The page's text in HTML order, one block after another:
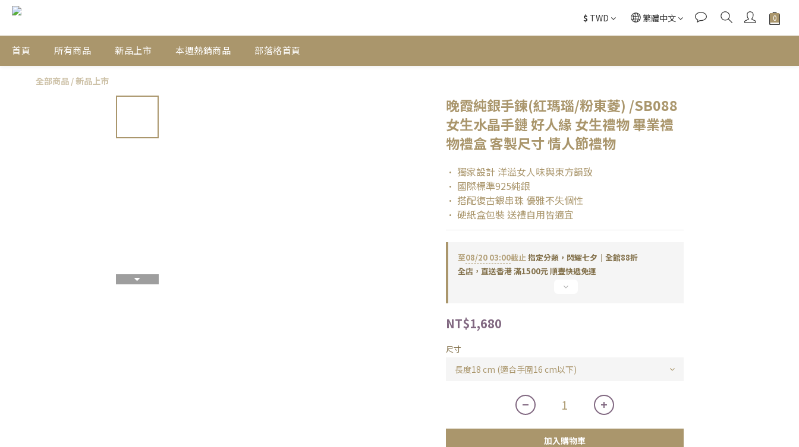
$ TWD 繁體中文
首頁 所有商品 新品上市 本週熱銷商品 部落格首頁
全部商品 /新品上市
晚霞純銀手鍊(紅瑪瑙/粉東菱) /SB088
女生水晶手鏈 好人緣 女生禮物 畢業禮
物禮盒 客製尺寸 情人節禮物
• 獨家設計 洋溢女人味與東方韻致
• 國際標準925純銀
• 搭配復古銀串珠 優雅不失個性
• 硬紙盒包裝 送禮自用皆適宜
至08/20 03:00截止指定分類，閃耀七夕｜全館88折
全店，直送香港 滿1500元 順豐快遞免運
NT$1,680
尺寸
加入購物車